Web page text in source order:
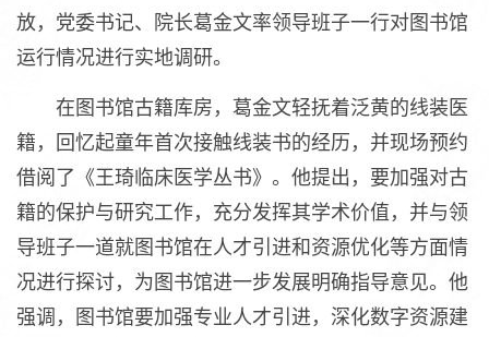
放，党委书记、院长葛金文率领导班子一行对图书馆
运行情况进行实地调研。
在图书馆古籍库房，葛金文轻抚着泛黄的线装医
籍，回忆起童年首次接触线装书的经历，并现场预约
借阅了《王琦临床医学丛书》。他提出，要加强对古
籍的保护与研究工作，充分发挥其学术价值，并与领
导班子一道就图书馆在人才引进和资源优化等方面情
况进行探讨，为图书馆进一步发展明确指导意见。他
强调，图书馆要加强专业人才引进，深化数字资源建